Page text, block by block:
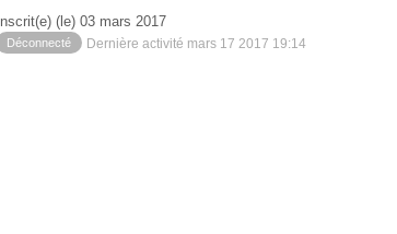
Inscrit(e) (le) 03 mars 2017
Déconnecté Dernière activité mars 17 2017 19:14